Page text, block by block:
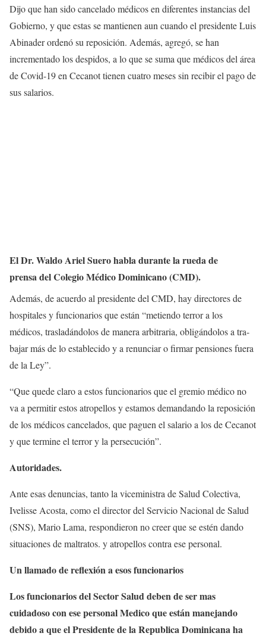
Dijo que han sido cance­lado médicos en diferentes instancias del
Gobierno, y que estas se mantienen aun cuando el presidente Luis
Abinader ordenó su reposi­ción. Además, agregó, se han
incrementado los despidos, a lo que se suma que médicos del área
de Covid-19 en Ce­canot tienen cuatro meses sin recibir el pago de
sus sa­larios.
El Dr.Waldo Ariel Suero habla durante la rueda de
prensa del Colegio Médico Dominica­no (CMD).
Además, de acuerdo al presidente del CMD, hay directores de
hospitales y funcionarios que están “me­tiendo terror a los
médicos, trasladándolos de manera arbitraria, obligándolos a tra­
bajar más de lo establecido y a renunciar o firmar pensio­nes fuera
de la Ley”.
“Que quede claro a estos funcionarios que el gremio médico no
va a permitir es­tos atropellos y estamos de­mandando la reposición
de los médicos cancelados, que paguen el salario a los de Ce­canot
y que termine el terror y la persecución”.
Autoridades.
Ante esas denuncias, tanto la viceministra de Salud Colectiva,
Ivelis­se Acosta, como el direc­tor del Servicio Nacional de Salud
(SNS), Mario Lama, respondieron no creer que se estén dando
situaciones de maltra­tos. y atropellos contra ese personal.
Un llamado de reflexión a esos funcionarios
Los funcionarios del Sector Salud deben de ser mas
cuidadoso con ese personal Medico que están manejando
debido a que el Presidente de la Republica Dominicana ha